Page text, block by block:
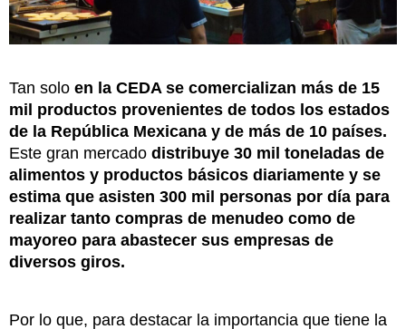
Tan solo en la CEDA se comercializan más de 15
mil productos provenientes de todos los estados
de la República Mexicana y de más de 10 países.
Este gran mercado distribuye 30 mil toneladas de
alimentos y productos básicos diariamente y se
estima que asisten 300 mil personas por día para
realizar tanto compras de menudeo como de
mayoreo para abastecer sus empresas de
diversos giros.
Por lo que, para destacar la importancia que tiene la